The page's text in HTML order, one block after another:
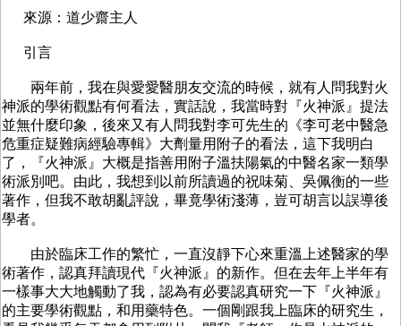
來源：道少齋主人
引言
兩年前，我在與愛愛醫朋友交流的時候，就有人問我對火
神派的學術觀點有何看法，實話說，我當時對『火神派』提法
並無什麼印象，後來又有人問我對李可先生的《李可老中醫急
危重症疑難病經驗專輯》大劑量用附子的看法，這下我明白
了，『火神派』大概是指善用附子溫扶陽氣的中醫名家一類學
術派別吧。由此，我想到以前所讀過的祝味菊、吳佩衡的一些
著作，但我不敢胡亂評說，畢竟學術淺薄，豈可胡言以誤導後
學者。
由於臨床工作的繁忙，一直沒靜下心來重溫上述醫家的學
術著作，認真拜讀現代『火神派』的新作。但在去年上半年有
一樣事大大地觸動了我，認為有必要認真研究一下『火神派』
的主要學術觀點，和用藥特色。一個剛跟我上臨床的研究生，